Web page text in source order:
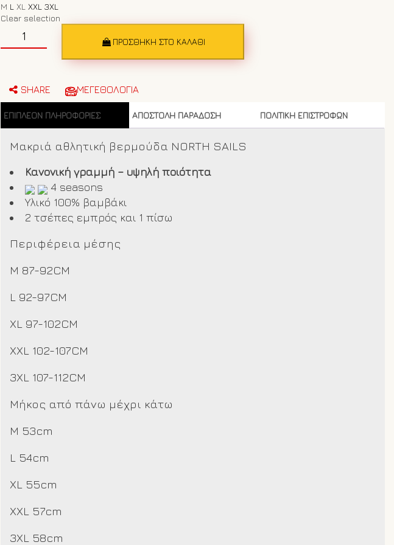
M L XL XXL3XL
Clear selection
αθλητική
βερμούδα
972008
ποσότητα
ΠΡΟΣΘΉΚΗ ΣΤΟ ΚΑΛΆΘΙ
SHARE ΜΕΓΕΘΟΛΟΓΙΑ
ΕΠΙΠΛΈΟΝ ΠΛΗΡΟΦΟΡΊΕΣ ΑΠΟΣΤΟΛΗ ΠΑΡΑΔΟΣΗ ΠΟΛΙΤΙΚΗ ΕΠΙΣΤΡΟΦΩΝ
Μακριά αθλητική βερμούδα NORTH SAILS
Κανονική γραμμή – υψηλή ποιότητα
4 seasons
Υλικό 100% βαμβάκι
2 τσέπες εμπρός και 1 πίσω
Περιφέρεια μέσης
M 87-92CM
L 92-97CM
XL 97-102CM
XXL 102-107CM
3XL 107-112CM
Μήκος από πάνω μέχρι κάτω
M 53cm
L 54cm
XL 55cm
XXL 57cm
3XL 58cm